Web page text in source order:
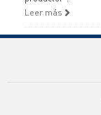
Leer más